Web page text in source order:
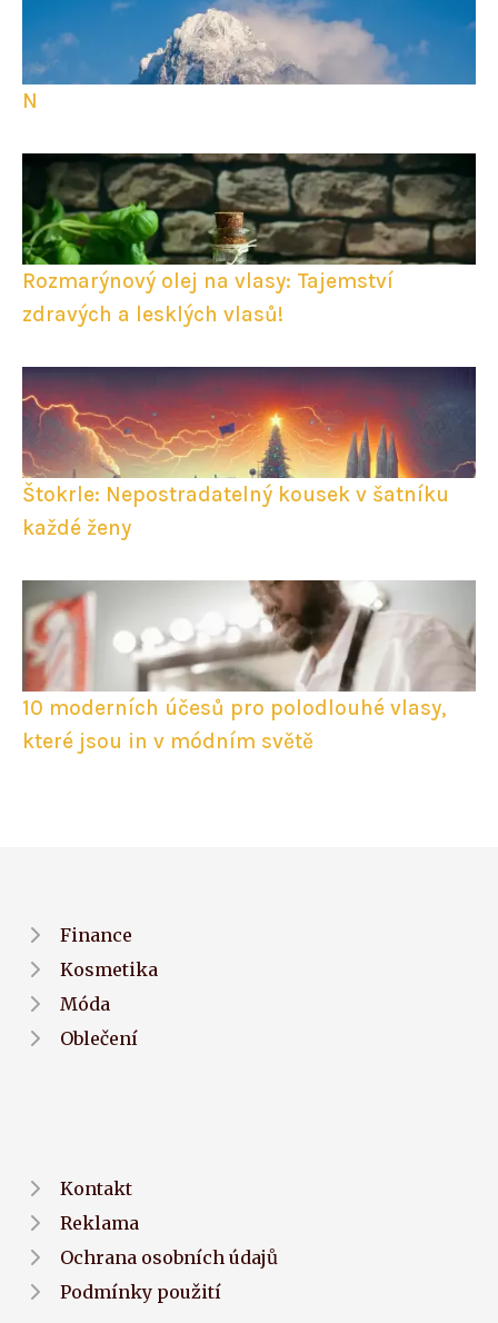
N
Rozmarýnový olej na vlasy: Tajemství
zdravých a lesklých vlasů!
Štokrle: Nepostradatelný kousek v šatníku
každé ženy
10 moderních účesů pro polodlouhé vlasy,
které jsou in v módním světě
Finance
Kosmetika
Móda
Oblečení
Kontakt
Reklama
Ochrana osobních údajů
Podmínky použití